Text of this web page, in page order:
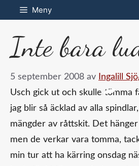
Hoppa
till
innehåll
Meny
Inte bara
5 september 2008 av
Ingalill
Usch gick ut och skulle tömma
jag blir så äcklad av alla
mängder av råttskit. Det
men de verkar vara tomma,
min tur att ha kärring onsdag